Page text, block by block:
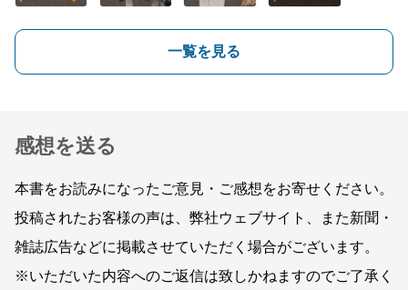
一覧を見る
感想を送る
本書をお読みになったご意見・ご感想をお寄せください。
投稿されたお客様の声は、弊社ウェブサイト、また新聞・
雑誌広告などに掲載させていただく場合がございます。
※いただいた内容へのご返信は致しかねますのでご了承く